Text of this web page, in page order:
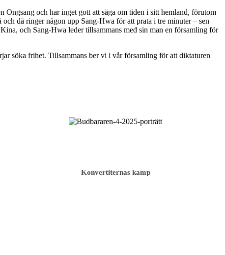
och har inget gott att säga om tiden i sitt hemland, förutom
då ringer någon upp Sang-Hwa för att prata i tre minuter – sen
och Sang-Hwa leder tillsammans med sin man en församling för
söka frihet. Tillsammans ber vi i vår församling för att diktaturen
Konvertiternas kamp